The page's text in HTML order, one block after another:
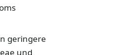
geringere
und